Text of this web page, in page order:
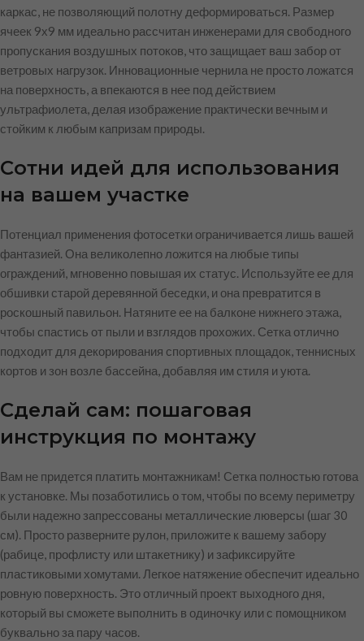
каркас, не позволяющий полотну деформироваться. Размер
ячеек 9х9 мм идеально рассчитан инженерами для свободного
пропускания воздушных потоков, что защищает ваш забор от
ветровых нагрузок. Инновационные чернила не просто ложатся
на поверхность, а впекаются в нее под действием
ультрафиолета, делая изображение практически вечным и
стойким к любым капризам природы.
Сотни идей для использования
на вашем участке
Потенциал применения фотосетки ограничивается лишь вашей
фантазией. Она великолепно ложится на любые типы
ограждений, мгновенно повышая их статус. Используйте ее для
обшивки старой деревянной беседки, и она превратится в
роскошный павильон. Натяните ее на балконе нижнего этажа,
чтобы спастись от пыли и взглядов прохожих. Сетка отлично
подходит для декорирования спортивных площадок, теннисных
кортов и зон возле бассейна, добавляя им стиля и уюта.
Сделай сам: пошаговая
инструкция по монтажу
Вам не придется платить монтажникам! Сетка полностью готова
к установке. Мы позаботились о том, чтобы по всему периметру
были надежно запрессованы металлические люверсы (шаг 30
см). Просто разверните рулон, приложите к вашему забору
(рабице, профлисту или штакетнику) и зафиксируйте
пластиковыми хомутами. Легкое натяжение обеспечит идеально
ровную поверхность. Это отличный проект выходного дня,
который вы сможете выполнить в одиночку или с помощником
буквально за пару часов.